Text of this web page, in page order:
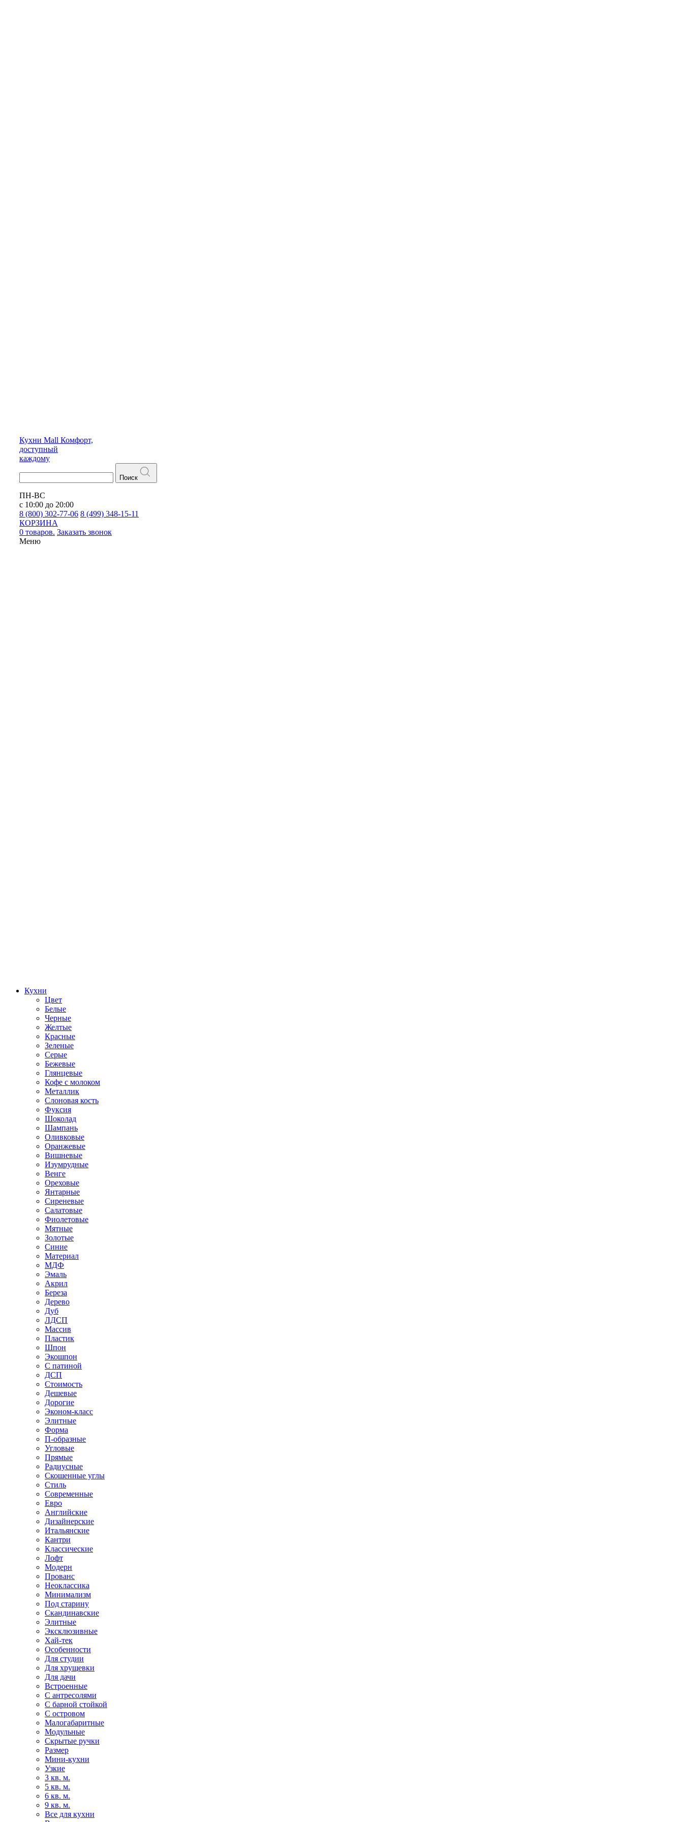
Кухни Mall Комфорт,
доступный
каждому
Поиск
ПН-ВС
с 10:00 до 20:00
8 (800) 302-77-06 8 (499) 348-15-11
КОРЗИНА
0 товаров. Заказать звонок
Меню
Кухни
Цвет
Белые
Черные
Желтые
Красные
Зеленые
Серые
Бежевые
Глянцевые
Кофе с молоком
Металлик
Слоновая кость
Фуксия
Шоколад
Шампань
Оливковые
Оранжевые
Вишневые
Изумрудные
Венге
Ореховые
Янтарные
Сиреневые
Салатовые
Фиолетовые
Мятные
Золотые
Синие
Материал
МДФ
Эмаль
Акрил
Береза
Дерево
Дуб
ЛДСП
Массив
Пластик
Шпон
Экошпон
С патиной
ДСП
Стоимость
Дешевые
Дорогие
Эконом-класс
Элитные
Форма
П-образные
Угловые
Прямые
Радиусные
Скошенные углы
Стиль
Современные
Евро
Английские
Дизайнерские
Итальянские
Кантри
Классические
Лофт
Модерн
Прованс
Неоклассика
Минимализм
Под старину
Скандинавские
Элитные
Эксклюзивные
Хай-тек
Особенности
Для студии
Для хрущевки
Для дачи
Встроенные
С антресолями
С барной стойкой
С островом
Малогабаритные
Модульные
Скрытые ручки
Размер
Мини-кухни
Узкие
3 кв. м.
5 кв. м.
6 кв. м.
9 кв. м.
Все для кухни